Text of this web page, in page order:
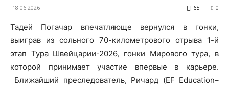
18.06.2026 0
65
Тадей Погачар впечатляюще вернулся в гонки,
выиграв из сольного 70-километрового отрыва 1-й
этап Тура Швейцарии-2026, гонки Мирового тура, в
которой принимает участие впервые в карьере.
Ближайший преследователь, Ричард (EF Education–